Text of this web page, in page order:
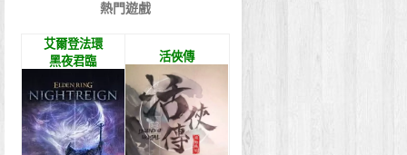
熱門遊戲
艾爾登法環
黑夜君臨
活俠傳